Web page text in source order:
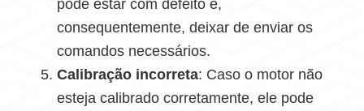
pode estar com defeito e,
consequentemente, deixar de enviar os
comandos necessários.
Calibração incorreta: Caso o motor não
esteja calibrado corretamente, ele pode